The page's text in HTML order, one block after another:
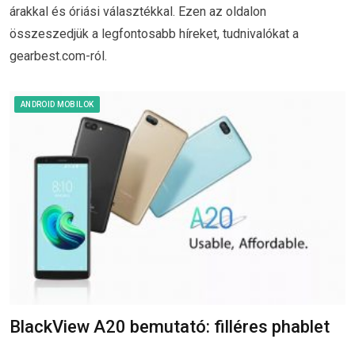
árakkal és óriási választékkal. Ezen az oldalon
összeszedjük a legfontosabb híreket, tudnivalókat a
gearbest.com-ról.
ANDROID MOBILOK
BlackView A20 bemutató: filléres phablet